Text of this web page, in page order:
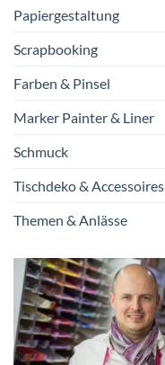
Papiergestaltung
Scrapbooking
Farben & Pinsel
Marker Painter & Liner
Schmuck
Tischdeko & Accessoires
Themen & Anlässe